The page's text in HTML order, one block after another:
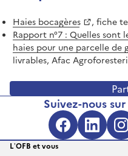
Haies bocagères
, fiche
Rapport n°7 : Quelles
haies pour une parcelle de
livrables, Afac
Suivez-nous
L’OFB et vous